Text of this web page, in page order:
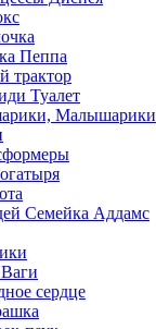
Пеппа
трактор
Туалет
Малышарики
Семейка Аддамс
сердце